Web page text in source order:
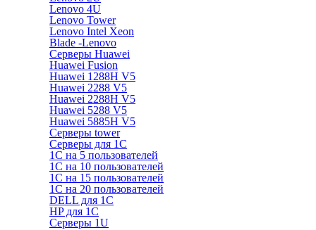
Lenovo 4U
Lenovo Tower
Lenovo Intel Xeon
Blade -Lenovo
Серверы Huawei
Huawei Fusion
Huawei 1288H V5
Huawei 2288 V5
Huawei 2288H V5
Huawei 5288 V5
Huawei 5885H V5
Серверы tower
Серверы для 1C
1С на 5 пользователей
1С на 10 пользователей
1С на 15 пользователей
1С на 20 пользователей
DELL для 1С
HP для 1С
Серверы 1U